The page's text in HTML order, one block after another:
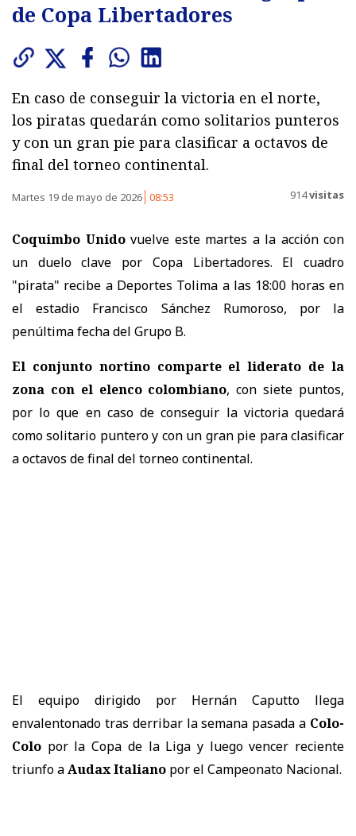
de Copa Libertadores
En caso de conseguir la victoria en el norte,
los piratas quedarán como solitarios punteros
y con un gran pie para clasificar a octavos de
final del torneo continental.
Martes 19 de mayo de 2026 08:53 914visitas
Coquimbo Unidovuelve este martes a la acción con
un duelo clave por Copa Libertadores. El cuadro
"pirata" recibe a Deportes Tolima a las 18:00 horas en
el estadio Francisco Sánchez Rumoroso, por la
penúltima fecha del Grupo B.
El conjunto nortino comparte el liderato de la
zona con el elenco colombiano, con siete puntos,
por lo que en caso de conseguir la victoria quedará
como solitario puntero y con un gran pie para clasificar
a octavos de final del torneo continental.
El equipo dirigido por Hernán Caputto llega
envalentonado tras derribar la semana pasada a Colo-
Colo por la Copa de la Liga y luego vencer reciente
triunfo aAudax Italiano por el Campeonato Nacional.